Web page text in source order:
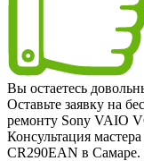
Вы остаетесь
Оставьте заявку на
ремонту Sony VAIO
Консультация
CR290EAN в Самаре.